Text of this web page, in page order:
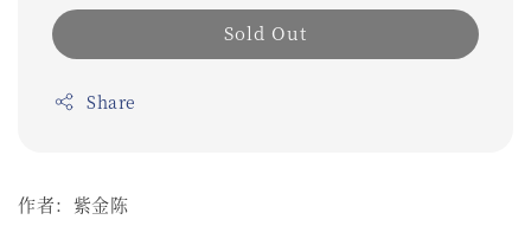
Sold Out
Share
作者：紫金陈